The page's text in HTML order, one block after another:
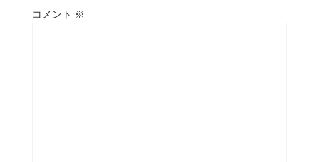
コメント ※